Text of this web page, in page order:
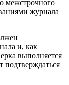
межстрочного
журнала
и, как
выполняется
подтверждаться